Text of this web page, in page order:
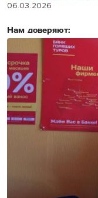
06.03.2026
Нам доверяют: